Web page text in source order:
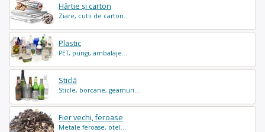
Hârtie și carton
Ziare, cutii de carton...
Plastic
PET, pungi, ambalaje...
Sticlă
Sticle, borcane, geamuri...
Fier vechi, feroase
Metale feroase, otel...